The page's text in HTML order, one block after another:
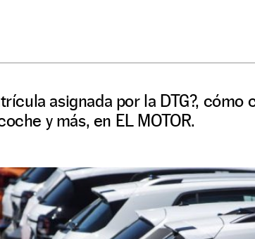
asignada por la DTG?, cómo
y más, en EL MOTOR.